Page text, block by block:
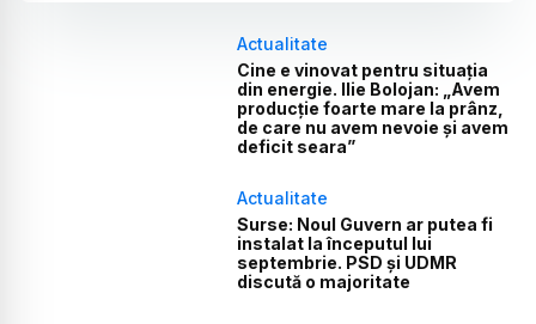
Actualitate
Cine e vinovat pentru situația
din energie. Ilie Bolojan: „Avem
producție foarte mare la prânz,
de care nu avem nevoie și avem
deficit seara”
Actualitate
Surse: Noul Guvern ar putea fi
instalat la începutul lui
septembrie. PSD și UDMR
discută o majoritate